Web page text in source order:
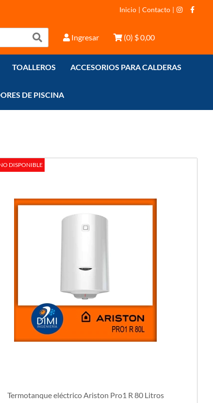
Inicio | Contacto |
Ingresar (0) $ 0,00
TOALLEROS ACCESORIOS PARA CALDERAS
DE PISCINA
DISPONIBLE
Termotanque eléctrico Ariston Pro1 R 80 Litros